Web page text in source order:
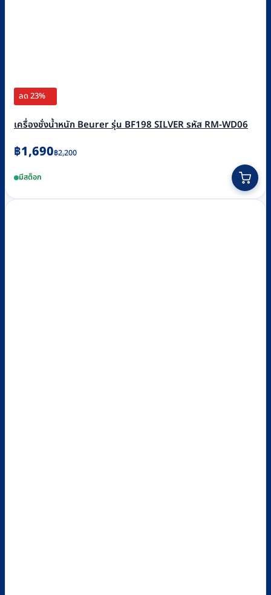
ลด 23%
เครื่องชั่งน้ำหนัก Beurer รุ่น BF198 SILVER รหัส RM-WD06
฿2,200
Original
was:
฿2,200.
฿1,690
Current
is:
฿1,690.
มีสต็อก